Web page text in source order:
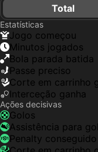
Total
Estatísticas
jogo começou
minutos jogados
Bola parada batida
passe preciso
corte em carrinho
interceção ganha
Ações decisivas
golos
assistência para
penalty conseguido